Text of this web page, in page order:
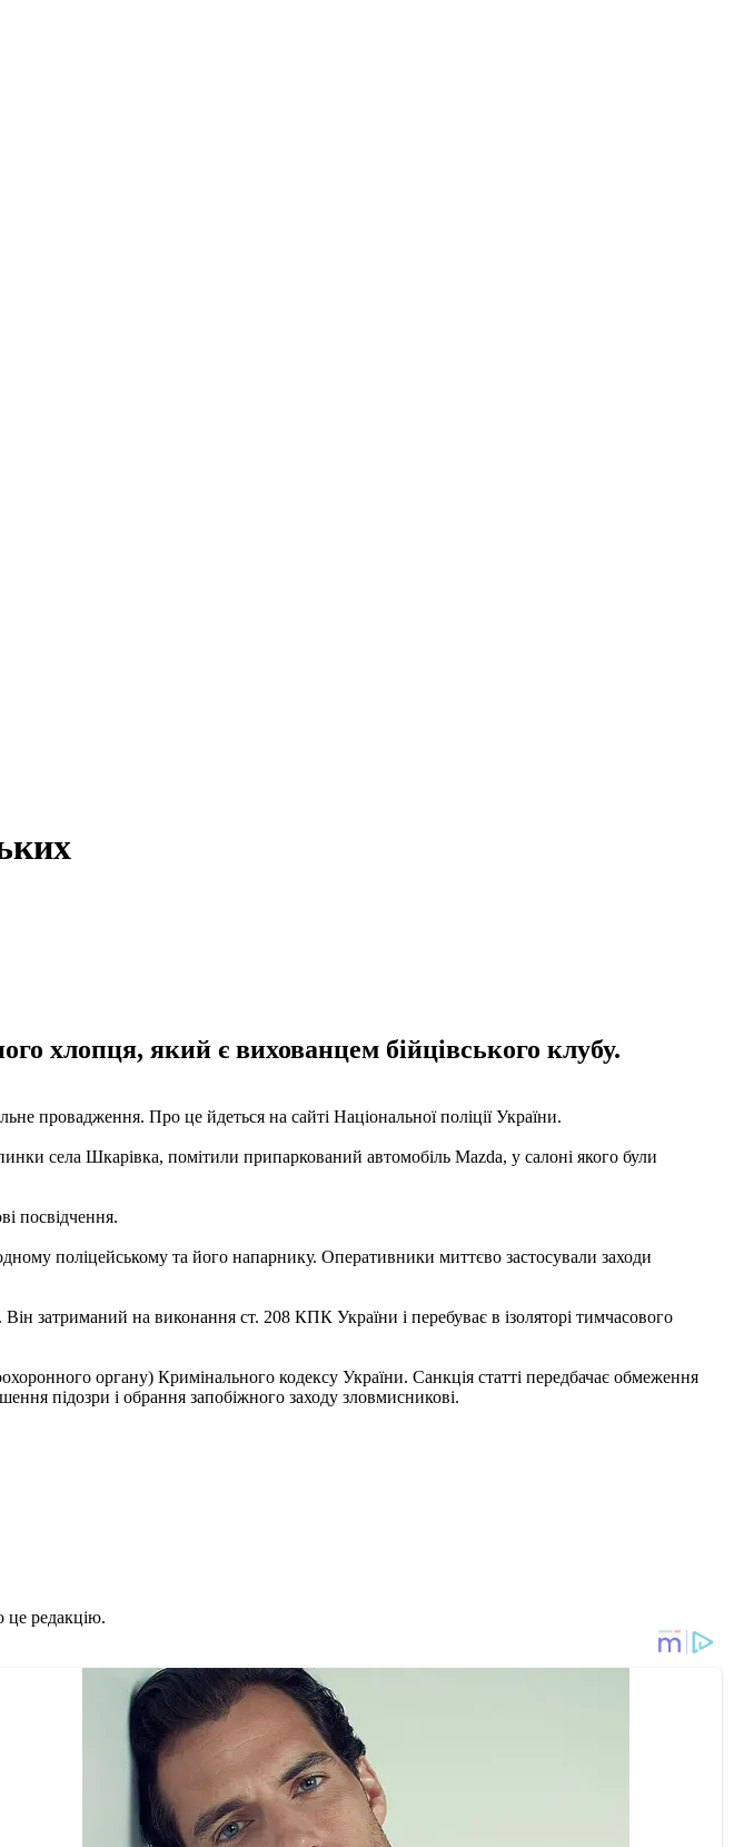
хлопця, який є вихованцем бійцівського клубу.
провадження. Про це йдеться на сайті Національної поліції України.
села Шкарівка, помітили припаркований автомобіль Mazda, у салоні якого були
посвідчення.
поліцейському та його напарнику. Оперативники миттєво застосували заходи
затриманий на виконання ст. 208 КПК України і перебуває в ізоляторі тимчасового
органу) Кримінального кодексу України. Санкція статті передбачає обмеження
підозри і обрання запобіжного заходу зловмисникові.
це редакцію.